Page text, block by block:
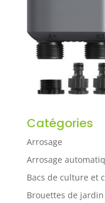
Catégories
Arrosage
Arrosage
Bacs de culture et
Brouettes de jardin